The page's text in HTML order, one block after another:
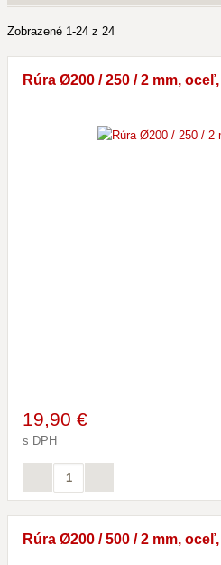
Zobrazené 1-24 z 24
Rúra Ø200 / 250 / 2 mm,
19,90 €
s DPH
Rúra Ø200 / 500 / 2 mm,